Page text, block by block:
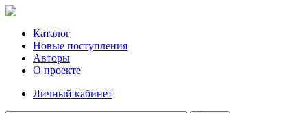
Каталог
Новые поступления
Авторы
О проекте
Личный кабинет